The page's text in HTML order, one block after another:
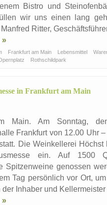
Bistro und
wir uns einen lang
Ritter,
»
Frankfurt am Main Lebensmittel
Rothschildpark
in Frankfurt am Main
Main. Am Sonntag,
Frankfurt von 12.00 Uhr
Die Weinkellerei
ein. Auf 1500
Spitzenweine genossen
Tag persönlich vor Ort,
Inhaber und
»